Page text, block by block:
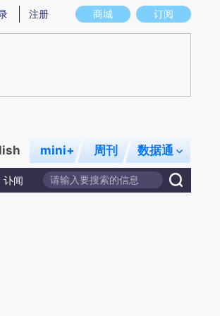
意图存在偏差。不代表财新观点和立场。推荐点击链接
商城 订阅
注册
mini+ 周刊 数据通
讣闻